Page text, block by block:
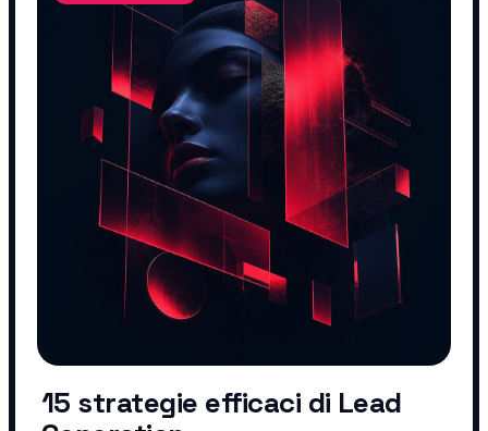
15 strategie efficaci di Lead